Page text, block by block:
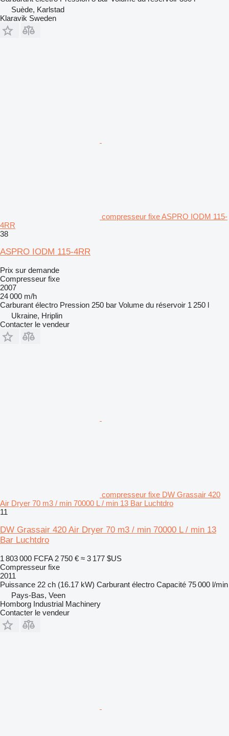
Suède, Karlstad
Klaravik Sweden
compresseur fixe ASPRO IODM 115-
4RR
38
ASPRO IODM 115-4RR
Prix sur demande
Compresseur fixe
2007
24 000 m/h
Carburant électro Pression 250 bar Volume du réservoir 1 250 l
Ukraine, Hriplin
Contacter le vendeur
compresseur fixe DW Grassair 420
Air Dryer 70 m3 / min 70000 L / min 13 Bar Luchtdro
11
DW Grassair 420 Air Dryer 70 m3 / min 70000 L / min 13
Bar Luchtdro
1 803 000 FCFA 2 750 € ≈ 3 177 $US
Compresseur fixe
2011
Puissance 22 ch (16.17 kW) Carburant électro Capacité 75 000 l/min
Pays-Bas, Veen
Homborg Industrial Machinery
Contacter le vendeur